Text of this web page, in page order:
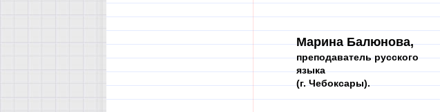
Марина Балюнова,
преподаватель русского
языка
(г. Чебоксары).